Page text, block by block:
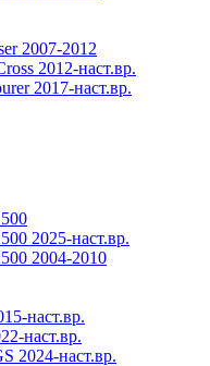
2007-2012
2012-наст.вр.
2017-наст.вр.
2025-наст.вр.
2004-2010
наст.вр.
наст.вр.
2024-наст.вр.